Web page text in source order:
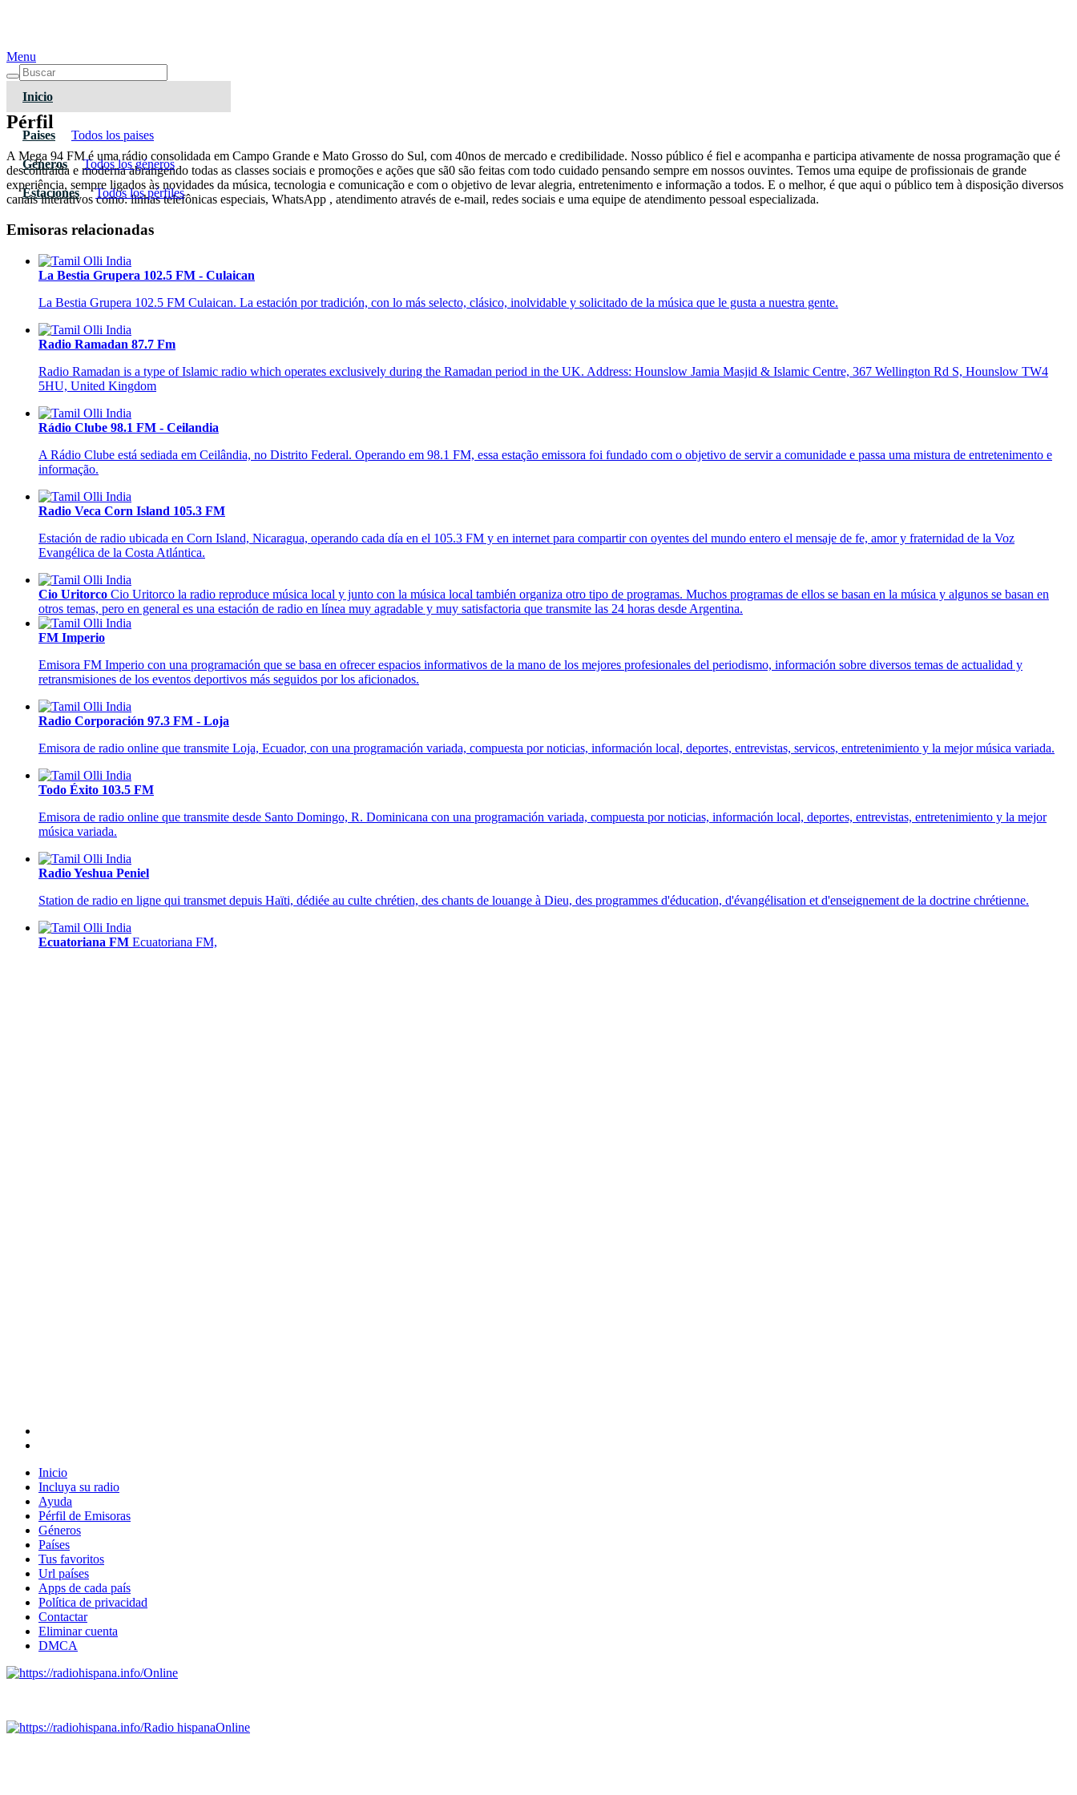
Menu
Inicio
Paises Todos los paises
Géneros Todos los géneros
Estaciones Todos los pérfiles
Pérfil
A Mega 94 FM é uma rádio consolidada em Campo Grande e Mato Grosso do Sul, com 40nos de mercado e credibilidade. Nosso público é fiel e acompanha e participa ativamente de nossa programação que é
descontraída e moderna abrangendo todas as classes sociais e promoções e ações que sã0 são feitas com todo cuidado pensando sempre em nossos ouvintes. Temos uma equipe de profissionais de grande
experiência, sempre ligados às novidades da música, tecnologia e comunicação e com o objetivo de levar alegria, entretenimento e informação a todos. E o melhor, é que aqui o público tem à disposição diversos
canais interativos como: linhas telefônicas especiais, WhatsApp , atendimento através de e-mail, redes sociais e uma equipe de atendimento pessoal especializada.
Emisoras relacionadas
La Bestia Grupera 102.5 FM - Culaican
La Bestia Grupera 102.5 FM Culaican. La estación por tradición, con lo más selecto, clásico, inolvidable y solicitado de la música que le gusta a nuestra gente.
Radio Ramadan 87.7 Fm
Radio Ramadan is a type of Islamic radio which operates exclusively during the Ramadan period in the UK. Address: Hounslow Jamia Masjid & Islamic Centre, 367 Wellington Rd S, Hounslow TW4
5HU, United Kingdom
Rádio Clube 98.1 FM - Ceilandia
A Rádio Clube está sediada em Ceilândia, no Distrito Federal. Operando em 98.1 FM, essa estação emissora foi fundado com o objetivo de servir a comunidade e passa uma mistura de entretenimento e
informação.
Radio Veca Corn Island 105.3 FM
Estación de radio ubicada en Corn Island, Nicaragua, operando cada día en el 105.3 FM y en internet para compartir con oyentes del mundo entero el mensaje de fe, amor y fraternidad de la Voz
Evangélica de la Costa Atlántica.
Cio Uritorco Cio Uritorco la radio reproduce música local y junto con la música local también organiza otro tipo de programas. Muchos programas de ellos se basan en la música y algunos se basan en
otros temas, pero en general es una estación de radio en línea muy agradable y muy satisfactoria que transmite las 24 horas desde Argentina.
FM Imperio
Emisora FM Imperio con una programación que se basa en ofrecer espacios informativos de la mano de los mejores profesionales del periodismo, información sobre diversos temas de actualidad y
retransmisiones de los eventos deportivos más seguidos por los aficionados.
Radio Corporación 97.3 FM - Loja
Emisora de radio online que transmite Loja, Ecuador, con una programación variada, compuesta por noticias, información local, deportes, entrevistas, servicos, entretenimiento y la mejor música variada.
Todo Éxito 103.5 FM
Emisora de radio online que transmite desde Santo Domingo, R. Dominicana con una programación variada, compuesta por noticias, información local, deportes, entrevistas, entretenimiento y la mejor
música variada.
Radio Yeshua Peniel
Station de radio en ligne qui transmet depuis Haïti, dédiée au culte chrétien, des chants de louange à Dieu, des programmes d'éducation, d'évangélisation et d'enseignement de la doctrine chrétienne.
Ecuatoriana FM Ecuatoriana FM,
Inicio
Incluya su radio
Ayuda
Pérfil de Emisoras
Géneros
Países
Tus favoritos
Url países
Apps de cada país
Política de privacidad
Contactar
Eliminar cuenta
DMCA
Online
Radio hispanaOnline